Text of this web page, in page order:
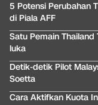
5 Potensi Perubahan
di Piala AFF
Satu Pemain
luka
Detik-detik Pilot
Soetta
Cara Aktifkan Kuota